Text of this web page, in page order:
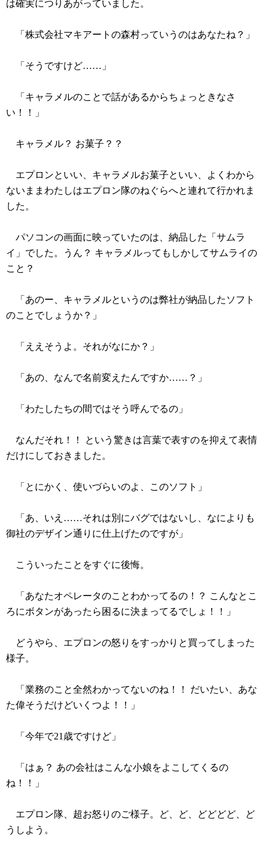
は確実につりあがっていました。
「株式会社マキアートの森村っていうのはあなたね？」
「そうですけど……」
「キャラメルのことで話があるからちょっときなさ
い！！」
キャラメル？ お菓子？？
エプロンといい、キャラメルお菓子といい、よくわから
ないままわたしはエプロン隊のねぐらへと連れて行かれま
した。
パソコンの画面に映っていたのは、納品した「サムラ
イ」でした。うん？ キャラメルってもしかしてサムライの
こと？
「あのー、キャラメルというのは弊社が納品したソフト
のことでしょうか？」
「ええそうよ。それがなにか？」
「あの、なんで名前変えたんですか……？」
「わたしたちの間ではそう呼んでるの」
なんだそれ！！ という驚きは言葉で表すのを抑えて表情
だけにしておきました。
「とにかく、使いづらいのよ、このソフト」
「あ、いえ……それは別にバグではないし、なによりも
御社のデザイン通りに仕上げたのですが」
こういったことをすぐに後悔。
「あなたオペレータのことわかってるの！？ こんなとこ
ろにボタンがあったら困るに決まってるでしょ！！」
どうやら、エプロンの怒りをすっかりと買ってしまった
様子。
「業務のこと全然わかってないのね！！ だいたい、あな
た偉そうだけどいくつよ！！」
「今年で21歳ですけど」
「はぁ？ あの会社はこんな小娘をよこしてくるの
ね！！」
エプロン隊、超お怒りのご様子。ど、ど、どどどど、ど
うしよう。